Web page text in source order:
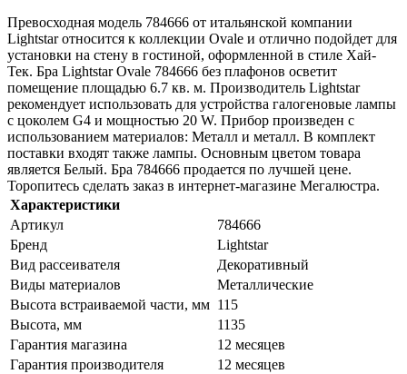
Превосходная модель 784666 от итальянской компании
Lightstar относится к коллекции Ovale и отлично подойдет для
установки на стену в гостиной, оформленной в стиле Хай-
Тек. Бра Lightstar Ovale 784666 без плафонов осветит
помещение площадью 6.7 кв. м. Производитель Lightstar
рекомендует использовать для устройства галогеновые лампы
с цоколем G4 и мощностью 20 W. Прибор произведен с
использованием материалов: Металл и металл. В комплект
поставки входят также лампы. Основным цветом товара
является Белый. Бра 784666 продается по лучшей цене.
Торопитесь сделать заказ в интернет-магазине Мегалюстра.
Характеристики
Артикул
784666
Бренд
Lightstar
Вид рассеивателя
Декоративный
Виды материалов
Металлические
Высота встраиваемой части, мм 115
Высота, мм
1135
Гарантия магазина
12 месяцев
Гарантия производителя
12 месяцев